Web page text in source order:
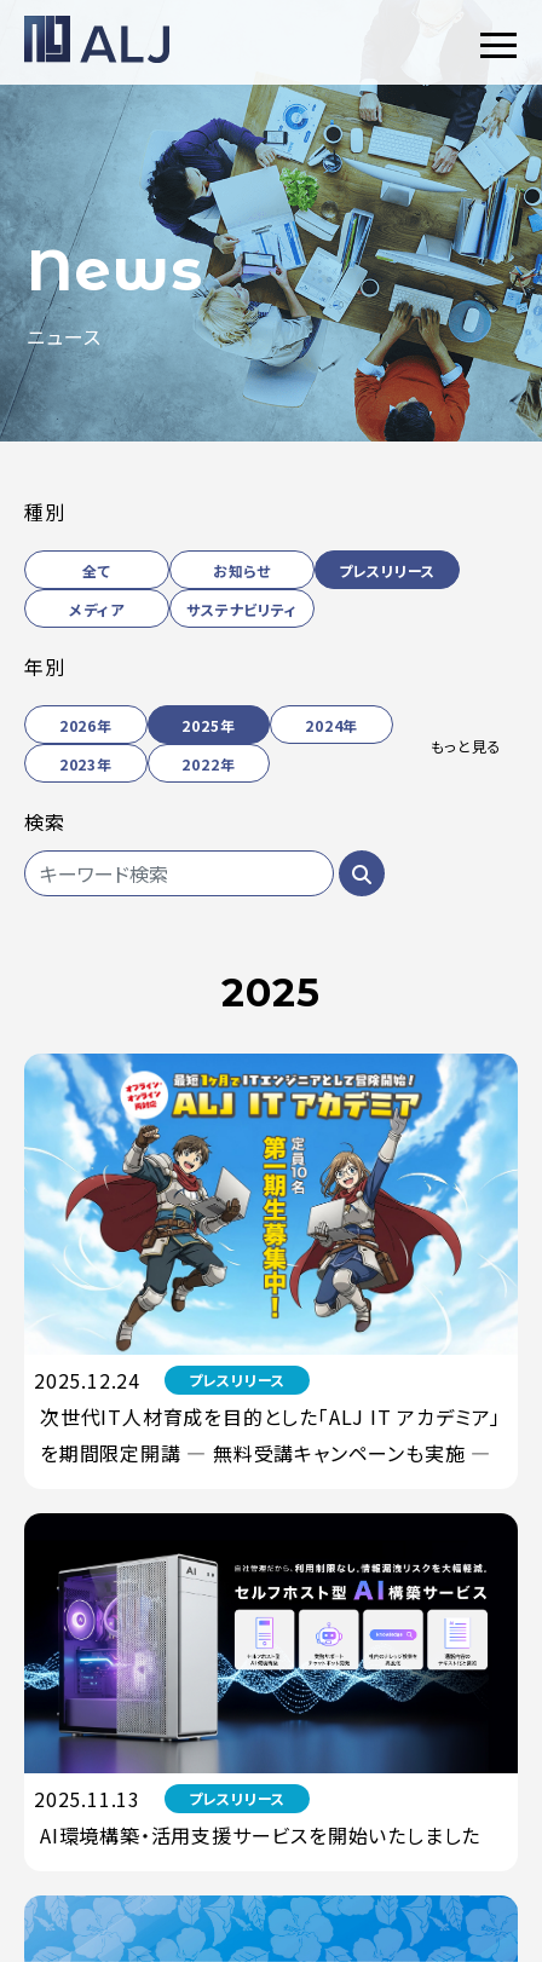
News
ニュース
種別
全て お知らせ
プレスリリース
メディア
サステナビリティ
年別
2026年 2025年
2024年
2023年
2022年
もっと見る
検索
2025
2025.12.24 プレスリリース
次世代IT人材育成を目的とした「ALJ IT アカデミア」
を期間限定開講 ― 無料受講キャンペーンも実施 ―
2025.11.13 プレスリリース
AI環境構築・活用支援サービスを開始いたしました